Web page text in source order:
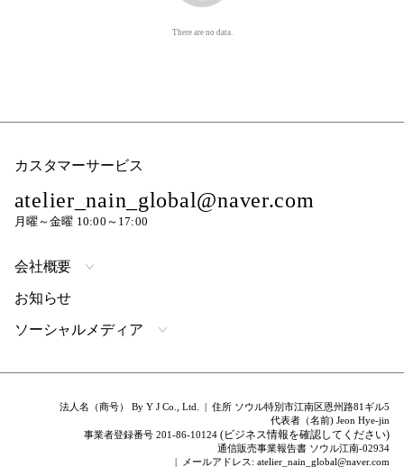
There are no data.
カスタマーサービス
atelier_nain_global@naver.com
月曜～金曜 10:00～17:00
会社概要
お知らせ
ソーシャルメディア
法人名（商号） By Y J Co., Ltd. | 住所 ソウル特別市江南区恩州路81ギル5
代表者（名前) Jeon Hye-jin
事業者登録番号 201-86-10124(ビジネス情報を確認してください)
通信販売事業報告書 ソウル江南-02934
| メールアドレス: atelier_nain_global@naver.com